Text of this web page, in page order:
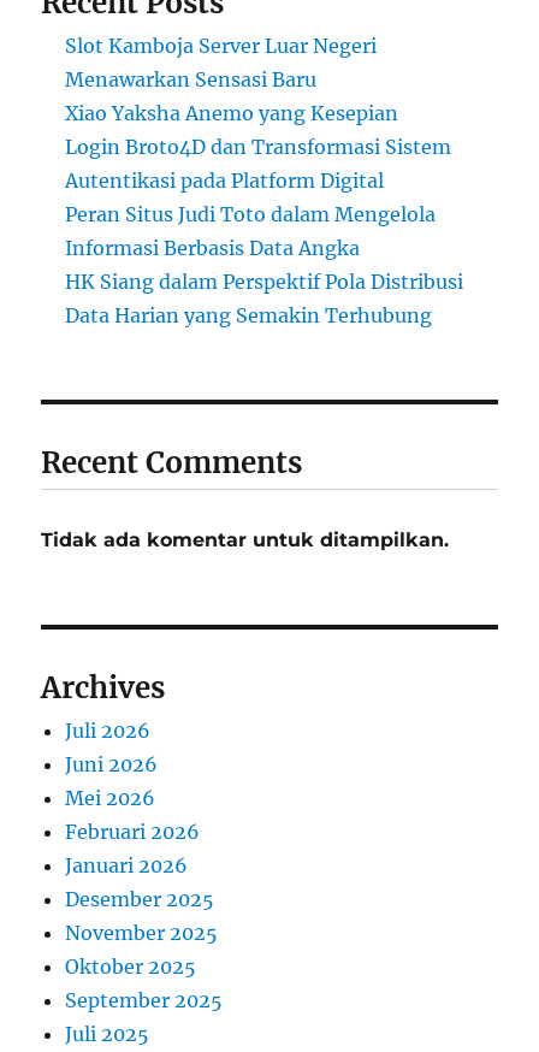
Slot Kamboja Server Luar Negeri
Menawarkan Sensasi Baru
Xiao Yaksha Anemo yang Kesepian
Login Broto4D dan Transformasi Sistem
Autentikasi pada Platform Digital
Peran Situs Judi Toto dalam Mengelola
Informasi Berbasis Data Angka
HK Siang dalam Perspektif Pola Distribusi
Data Harian yang Semakin Terhubung
Recent Comments
Tidak ada komentar untuk ditampilkan.
Archives
Juli 2026
Juni 2026
Mei 2026
Februari 2026
Januari 2026
Desember 2025
November 2025
Oktober 2025
September 2025
Juli 2025